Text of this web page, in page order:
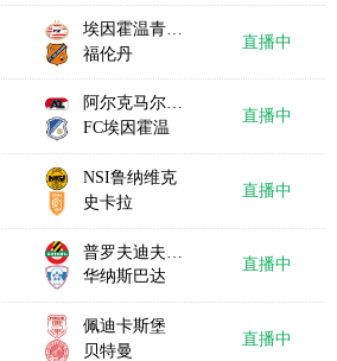
埃因霍温青年队
福伦丹
直播中
阿尔克马尔青年队
FC埃因霍温
直播中
NSI鲁纳维克
史卡拉
直播中
普罗夫迪夫博特夫
华纳斯巴达
直播中
佩迪卡斯堡
贝特曼
直播中